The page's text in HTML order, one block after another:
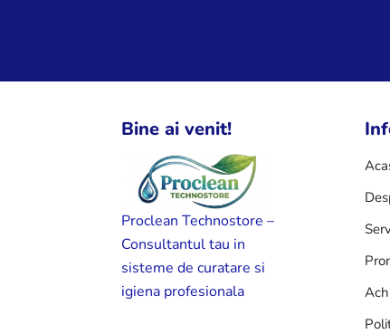
Bine ai venit!
Proclean Technostore –
Consultantul tau in
sisteme de curatare si
igiena profesionala